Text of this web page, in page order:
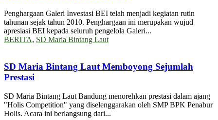
Penghargaan Galeri Investasi BEI telah menjadi kegiatan rutin
tahunan sejak tahun 2010. Penghargaan ini merupakan wujud
apresiasi BEI kepada seluruh pengelola Galeri...
BERITA, SD Maria Bintang Laut
SD Maria Bintang Laut Memboyong Sejumlah
Prestasi
SD Maria Bintang Laut Bandung menorehkan prestasi dalam ajang
"Holis Competition" yang diselenggarakan oleh SMP BPK Penabur
Holis. Acara ini berlangsung dari...